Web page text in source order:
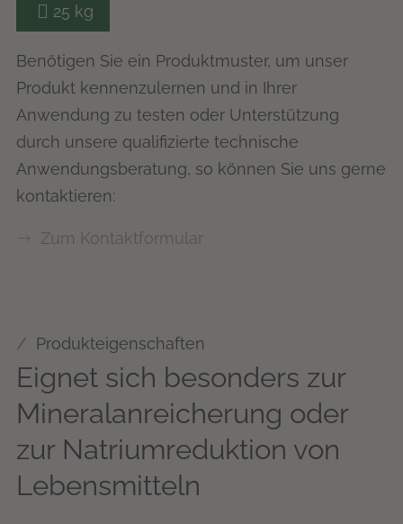
25 kg
Benötigen Sie ein Produktmuster, um unser
Produkt kennenzulernen und in Ihrer
Anwendung zu testen oder Unterstützung
durch unsere qualifizierte technische
Anwendungsberatung, so können Sie uns gerne
kontaktieren:
Zum Kontaktformular
Produkteigenschaften
Eignet sich besonders zur
Mineralanreicherung oder
zur Natriumreduktion von
Lebensmitteln